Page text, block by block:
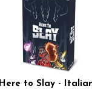
Here to Slay -